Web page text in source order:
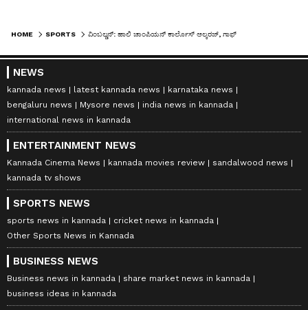
HOME SPORTS
NEWS
kannada news latest kannada news
karnataka news
bengaluru news
Mysore news
india news in kannada
international news in kannada
ENTERTAINMENT NEWS
Kannada Cinema News kannada movies review
sandalwood news
kannada tv shows
SPORTS NEWS
sports news in kannada
cricket news in kannada
Other Sports News in Kannada
BUSINESS NEWS
Business news in kannada
share market news in kannada
business ideas in kannada